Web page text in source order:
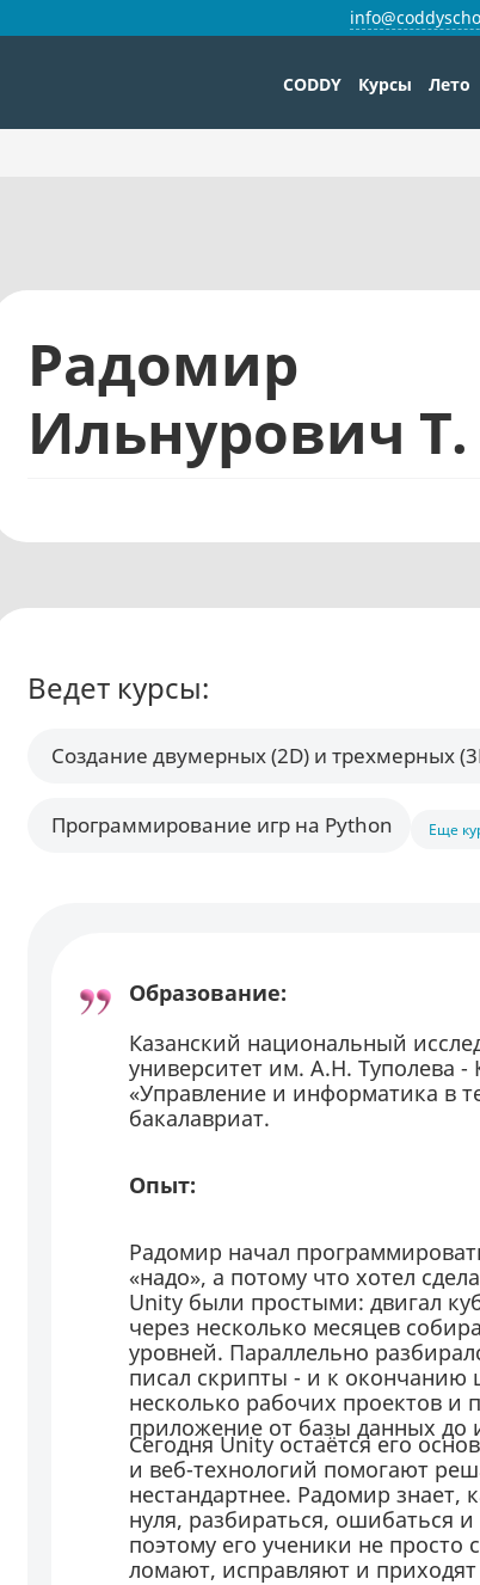
CODDY Курсы Лето
Радомир
Ильнурович Т.
Ведет курсы:
Создание двумерных (2D) и трехмерных
Программирование игр на Python Еще
Образование:
Казанский национальный
университет им. А.Н. Туполева
«Управление и информатика в
бакалавриат.
Опыт:
Радомир начал
«надо», а потому что хотел
Unity были простыми: двигал
через несколько месяцев
уровней. Параллельно
писал скрипты - и к
несколько рабочих проектов и
приложение от базы данных до
Сегодня Unity остаётся его
и веб-технологий помогают
нестандартнее. Радомир знает,
нуля, разбираться, ошибаться
поэтому его ученики не
ломают, исправляют и приходят